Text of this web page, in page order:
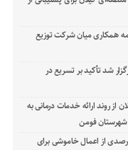
همكاری میان شركت توزیع
شد تأکید بر تسریع در
روند ارائه خدمات درمانی به
فومن
از تعمیرات خط گرم جلوگیری بیش از ۱۹ درصدی از اعمال خاموشی برای